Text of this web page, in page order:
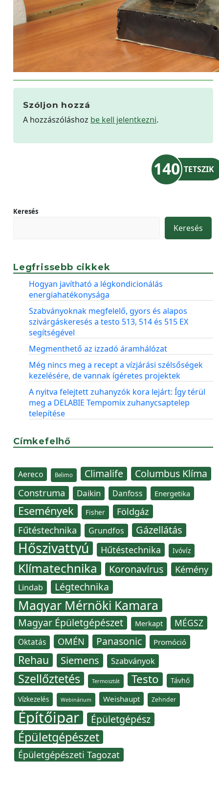
Szóljon hozzá
A hozzászóláshoz be kell jelentkezni.
140 TETSZIK
Keresés
Keresés
Legfrissebb cikkek
Hogyan javítható a légkondicionálás
energiahatékonysága
Szabványoknak megfelelő, gyors és alapos
szivárgáskeresés a testo 513, 514 és 515 EX
segítségével
Megmenthető az izzadó áramhálózat
Még nincs meg a recept a vízjárási szélsőségek
kezelésére, de vannak ígéretes projektek
A nyitva felejtett zuhanyzók kora lejárt: Így térül
meg a DELABIE Tempomix zuhanycsaptelep
telepítése
Címkefelhő
Aereco Belimo Climalife Columbus Klíma
Construma Daikin Danfoss Energetika
Események Fisher Földgáz
Fűtéstechnika Grundfos Gázellátás
Hőszivattyú Hűtéstechnika Ivóvíz
Klímatechnika Koronavírus Kémény
Lindab Légtechnika
Magyar Mérnöki Kamara
Magyar Épületgépészet Merkapt MÉGSZ
Oktatás OMÉN Panasonic Promóció
Rehau Siemens Szabványok
Szellőztetés Termosztát Testo Távhő
Vízkezelés Webinárium Weishaupt Zehnder
Építőipar Épületgépész
Épületgépészet
Épületgépészeti Tagozat